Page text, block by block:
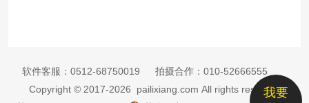
我要
软件客服： 0512-68750019 拍摄合作： 010-52666555
Copyright © 2017-2026 pailixiang.com All rights reserved